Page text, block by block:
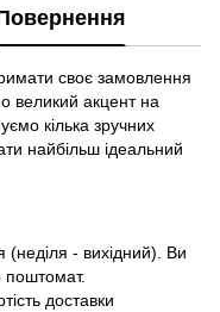
своє замовлення
великий акцент на
кілька зручних
найбільш ідеальний
- вихідний). Ви
поштомат.
доставки